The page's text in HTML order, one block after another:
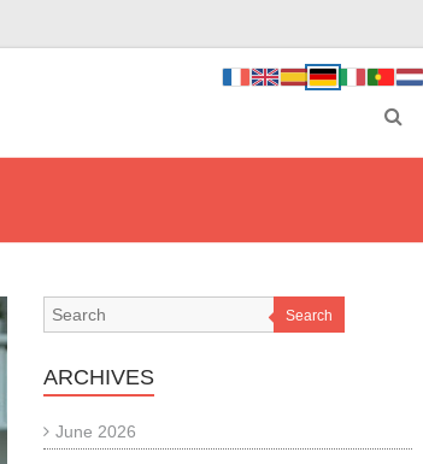
Search
ARCHIVES
June 2026